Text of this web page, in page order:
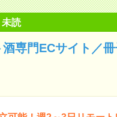
未読
専門ECサイト／